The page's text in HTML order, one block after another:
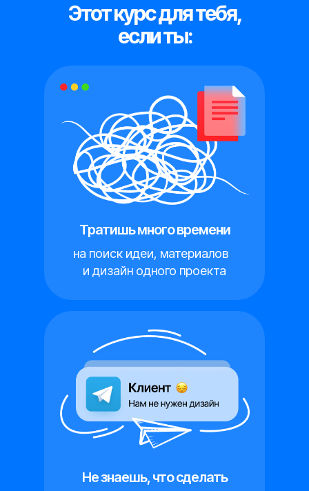
Этот курс для тебя,
если ты:
Тратишь много времени
на поиск идеи, материалов
и дизайн одного проекта
Не знаешь, что сделать